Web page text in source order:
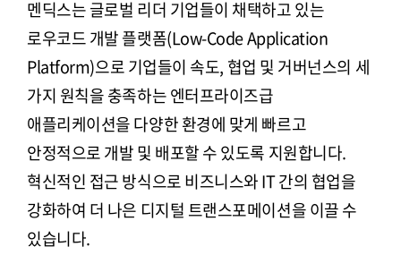
멘딕스는 글로벌 리더 기업들이 채택하고 있는
로우코드 개발 플랫폼(Low-Code Application
Platform)으로 기업들이 속도, 협업 및 거버넌스의 세
가지 원칙을 충족하는 엔터프라이즈급
애플리케이션을 다양한 환경에 맞게 빠르고
안정적으로 개발 및 배포할 수 있도록 지원합니다.
혁신적인 접근 방식으로 비즈니스와 IT 간의 협업을
강화하여 더 나은 디지털 트랜스포메이션을 이끌 수
있습니다.